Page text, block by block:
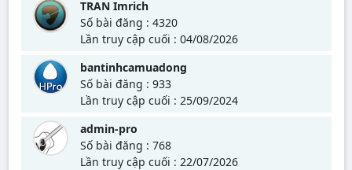
TRAN Imrich
Số bài đăng : 4320
Lần truy cập cuối : 04/08/2026
bantinhcamuadong
Số bài đăng : 933
Lần truy cập cuối : 25/09/2024
admin-pro
Số bài đăng : 768
Lần truy cập cuối : 22/07/2026